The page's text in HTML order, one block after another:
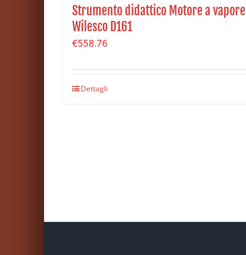
Strumento didattico Motore a vapore
Wilesco D161
€558.76
Dettagli